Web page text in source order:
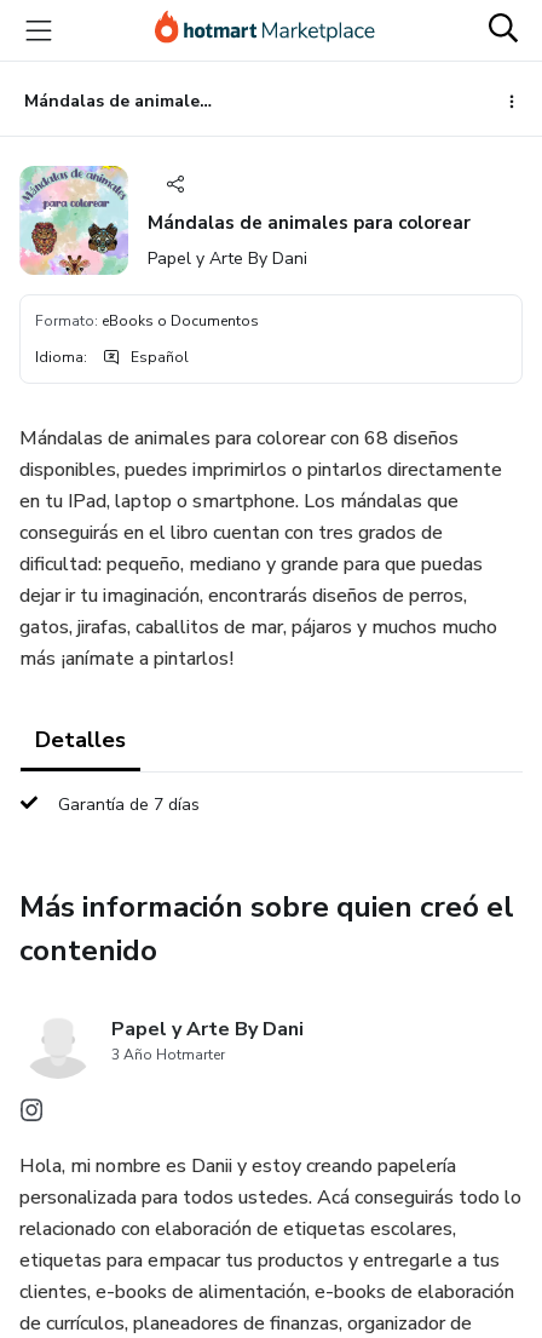
principal
página
de
página
Mándalas de animales para colorear
Mándalas de animales para colorear
Papel y Arte By Dani
Formato: eBooks o Documentos
Idioma: Español
Mándalas de animales para colorear con 68 diseños
disponibles, puedes imprimirlos o pintarlos directamente
en tu IPad, laptop o smartphone. Los mándalas que
conseguirás en el libro cuentan con tres grados de
dificultad: pequeño, mediano y grande para que puedas
dejar ir tu imaginación, encontrarás diseños de perros,
gatos, jirafas, caballitos de mar, pájaros y muchos mucho
más ¡anímate a pintarlos!
Detalles
Garantía de 7 días
Más información sobre quien creó el
contenido
Papel y Arte By Dani
3 Año Hotmarter
Hola, mi nombre es Danii y estoy creando papelería
personalizada para todos ustedes. Acá conseguirás todo lo
relacionado con elaboración de etiquetas escolares,
etiquetas para empacar tus productos y entregarle a tus
clientes, e-books de alimentación, e-books de elaboración
de currículos, planeadores de finanzas, organizador de